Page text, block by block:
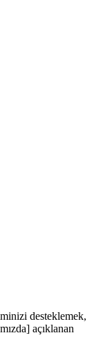
desteklemek,
açıklanan